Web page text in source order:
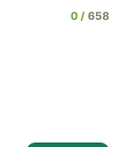
0
658